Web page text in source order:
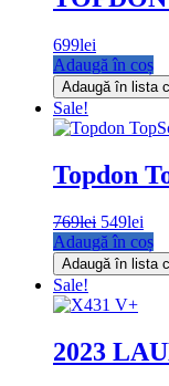
699lei
Adaugă în coș
Adaugă în lista
Sale!
Topdon
769lei Prețul
inițial
a
fost:
769lei.
549lei
Adaugă în coș
Adaugă în lista
Sale!
2023